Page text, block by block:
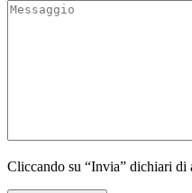
Cliccando su “Invia” dichiari di